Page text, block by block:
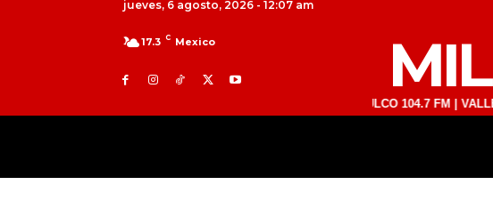
jueves, 6 agosto, 2026 - 12:07 am
17.3 C Mexico
TOLUCA 98.9 FM | ATLACOMULCO 104.7 FM | VALLE DE